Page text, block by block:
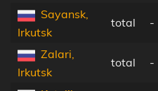
Sayansk,
Irkutsk
total -
Zalari,
Irkutsk
total -